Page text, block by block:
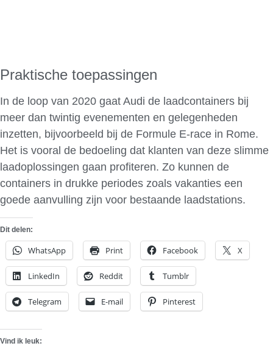
Praktische toepassingen
In de loop van 2020 gaat Audi de laadcontainers bij
meer dan twintig evenementen en gelegenheden
inzetten, bijvoorbeeld bij de Formule E-race in Rome.
Het is vooral de bedoeling dat klanten van deze slimme
laadoplossingen gaan profiteren. Zo kunnen de
containers in drukke periodes zoals vakanties een
goede aanvulling zijn voor bestaande laadstations.
Dit delen:
WhatsApp Print Facebook X
LinkedIn Reddit Tumblr
Telegram E-mail Pinterest
Vind ik leuk: